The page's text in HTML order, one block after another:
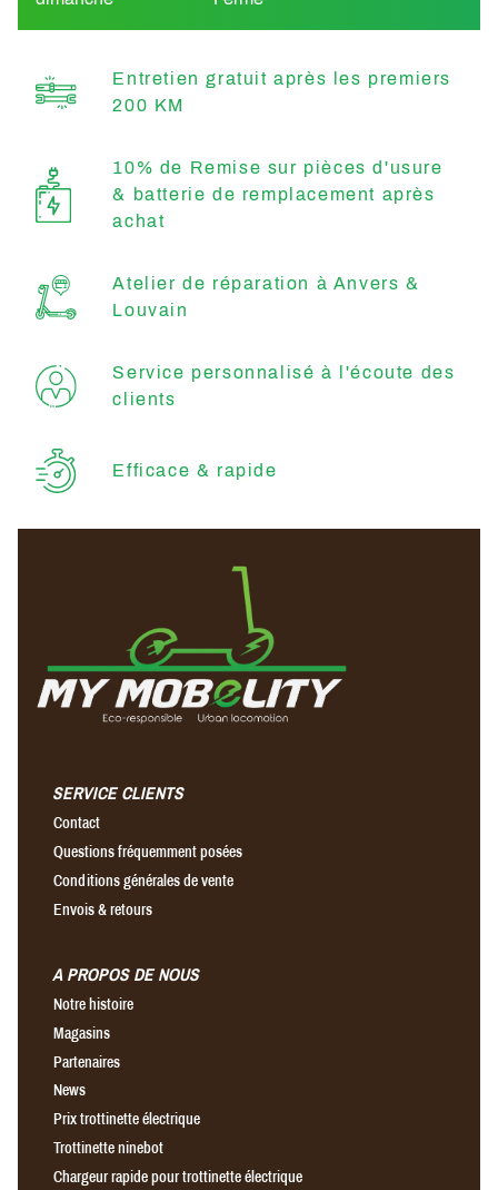
Entretien gratuit après les premiers
200 KM
10% de Remise sur pièces d'usure
& batterie de remplacement après
achat
Atelier de réparation à Anvers &
Louvain
Service personnalisé à l'écoute des
clients
Efficace & rapide
SERVICE CLIENTS
Contact
Questions fréquemment posées
Conditions générales de vente
Envois & retours
A PROPOS DE NOUS
Notre histoire
Magasins
Partenaires
News
Prix trottinette électrique
Trottinette ninebot
Chargeur rapide pour trottinette électrique